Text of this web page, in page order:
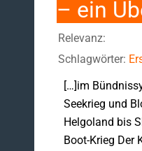
– ein
Relevanz:
Schlagwörter:
[…]im
Seekrieg und
Helgoland bis
Boot-Krieg Der